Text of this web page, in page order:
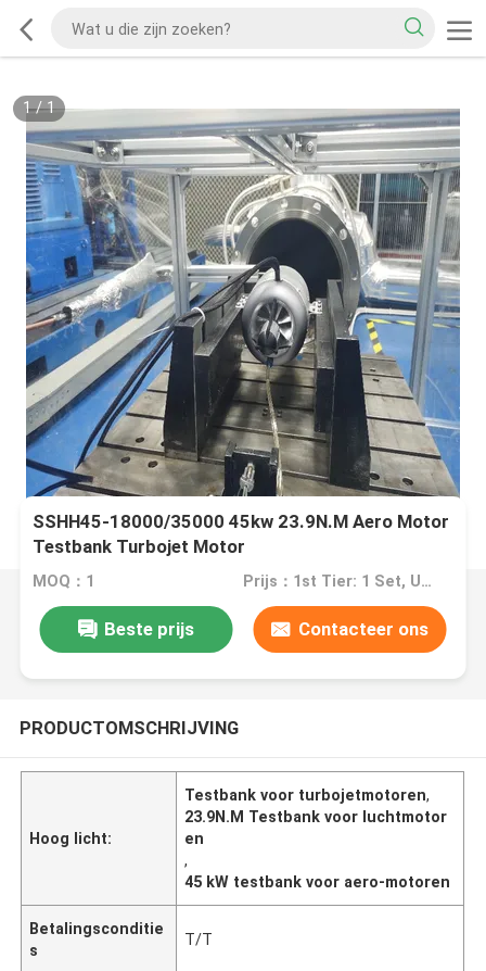
1/1
SSHH45-18000/35000 45kw 23.9N.M Aero Motor
Testbank Turbojet Motor
MOQ：1 Prijs：1st Tier: 1 Set, Unit Price USD 3.00 2nd Tier: 2-5 Sets, Unit Price USD 2.00 3rd Tier: Over 5 Sets, Unit Price USD 1.00
Beste prijs Contacteer ons
PRODUCTOMSCHRIJVING
Hoog licht:
Testbank voor turbojetmotoren,
23.9N.M Testbank voor luchtmotor
en
,
45 kW testbank voor aero-motoren
Betalingsconditie
s
T/T